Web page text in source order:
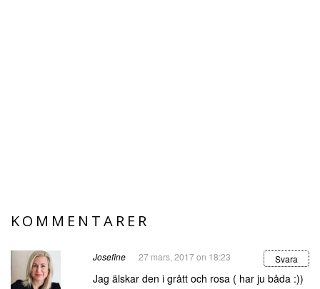
KOMMENTARER
Josefine 27 mars, 2017 on 18:23 Svara
Jag älskar den i grått och rosa ( har ju båda :))